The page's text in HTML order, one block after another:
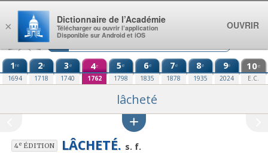
Aller au contenu
1re
1694
2e
1718
3e
1740
4e
1762
5e
1798
6e
1835
7e
1878
8e
1935
9e
2024
10e
E.C.
lâcheté
4eÉDITION LÂCHETÉ. s. f.
×
Dictionnaire de l’Académie
Télécharger ou ouvrir l’application
Disponible sur Android et iOS
OUVRIR